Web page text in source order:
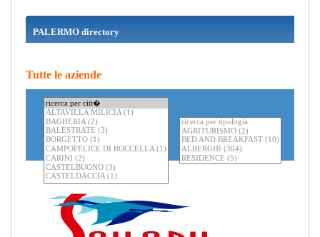
PALERMO directory
Tutte le aziende